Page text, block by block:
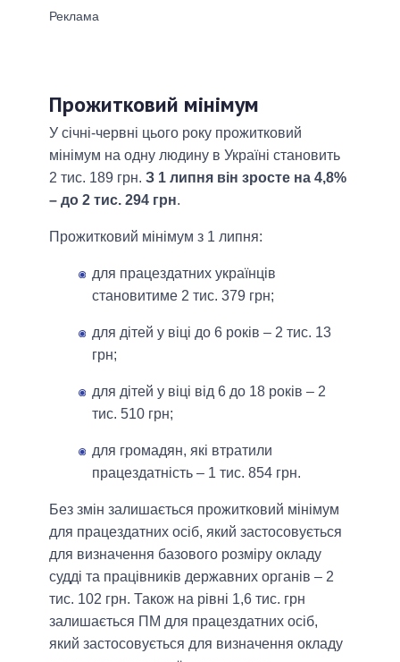
Прожитковий мінімум
У січні-червні цього року прожитковий
мінімум на одну людину в Україні становить
2 тис. 189 грн. З 1 липня він зросте на 4,8%
– до 2 тис. 294 грн.
Прожитковий мінімум з 1 липня:
для працездатних українців
становитиме 2 тис. 379 грн;
для дітей у віці до 6 років – 2 тис. 13
грн;
для дітей у віці від 6 до 18 років – 2
тис. 510 грн;
для громадян, які втратили
працездатність – 1 тис. 854 грн.
Без змін залишається прожитковий мінімум
для працездатних осіб, який застосовується
для визначення базового розміру окладу
судді та працівників державних органів – 2
тис. 102 грн. Також на рівні 1,6 тис. грн
залишається ПМ для працездатних осіб,
який застосовується для визначення окладу